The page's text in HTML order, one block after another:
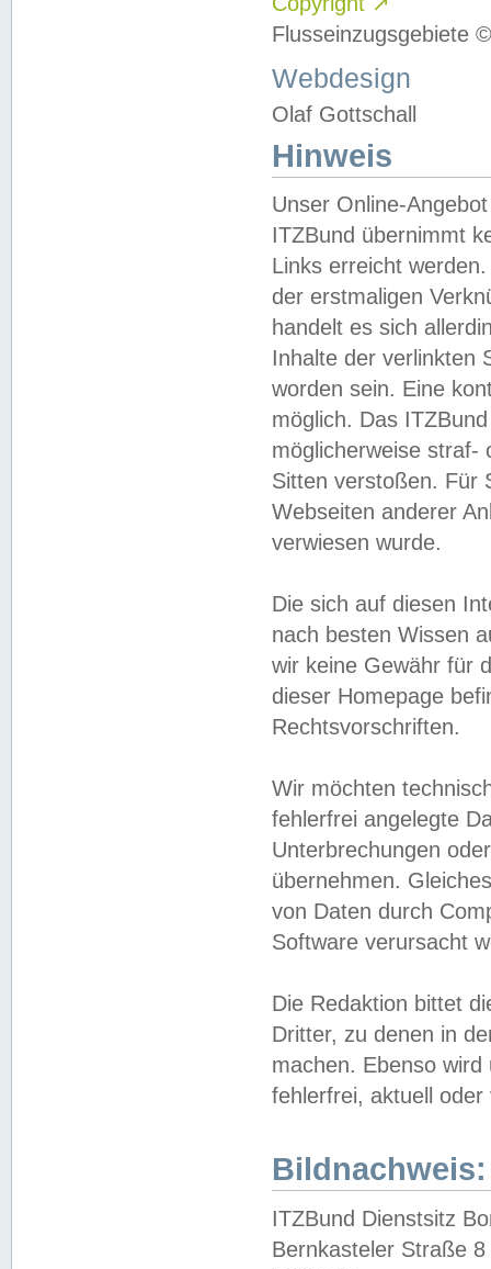
Flusseinzugsgebiete
Webdesign
Olaf Gottschall
Hinweis
Unser Online-
ITZBund übernimmt
Links erreicht
der erstmaligen
handelt es sich
Inhalte der verlinkten
worden sein. Eine
möglich. Das
möglicherweise straf-
Sitten verstoßen. Für
Webseiten anderer
verwiesen wurde.
Die sich auf diesen
nach besten Wissen
wir keine Gewähr für
dieser Homepage
Rechtsvorschriften.
Wir möchten
fehlerfrei angelegte
Unterbrechungen
übernehmen.
von Daten durch
Software verursacht
Die Redaktion bittet
Dritter, zu denen in
machen. Ebenso
fehlerfrei, aktuell oder
Bildnachweis:
ITZBund Dienstsitz
Bernkasteler Straße 8